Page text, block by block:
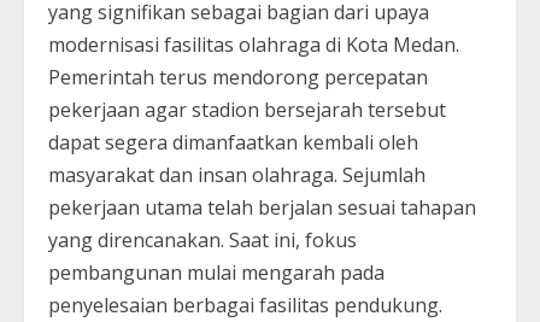
yang signifikan sebagai bagian dari upaya
modernisasi fasilitas olahraga di Kota Medan.
Pemerintah terus mendorong percepatan
pekerjaan agar stadion bersejarah tersebut
dapat segera dimanfaatkan kembali oleh
masyarakat dan insan olahraga. Sejumlah
pekerjaan utama telah berjalan sesuai tahapan
yang direncanakan. Saat ini, fokus
pembangunan mulai mengarah pada
penyelesaian berbagai fasilitas pendukung.